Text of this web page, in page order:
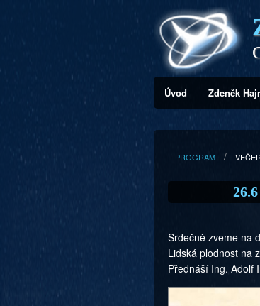
Úvod Zdeněk
PROGRAM
Srdečně zveme na
Lidská plodnost na
Přednáší Ing. Adolf